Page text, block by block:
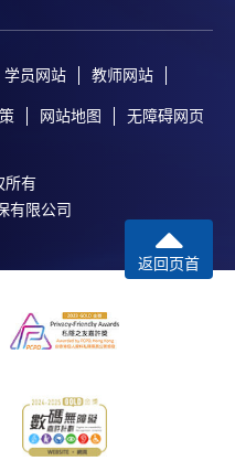
学员网站 教师网站
网站地图 无障碍网页
所有
有限公司
返回页首